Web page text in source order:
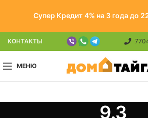
Супер Кредит 4% на 3 года до
КОНТАКТЫ
МЕНЮ
9.3